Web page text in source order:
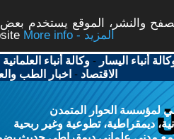
والنشر، الموقع يستخدم
More info - المزيد
أنباء اليسار -وكالة أنباء العلمانية
الاقتصاد - اخبار الطب
لمؤسسة الحوار المتمدن
ديمقراطية، تطوعية وغير ربحية